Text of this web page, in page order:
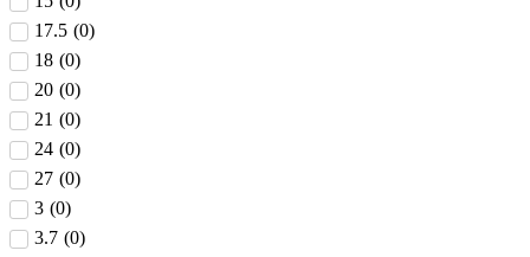
17.5 (0)
18 (0)
20 (0)
21 (0)
24 (0)
27 (0)
3 (0)
3.7 (0)